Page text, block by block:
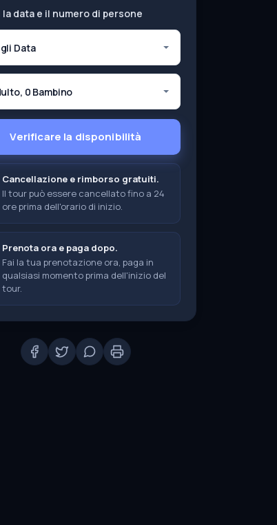
la data e il numero di persone
Data
0 Bambino
Verificare la disponibilità
Cancellazione e rimborso gratuiti.
Il tour può essere cancellato fino a 24
ore prima dell'orario di inizio.
Prenota ora e paga dopo.
Fai la tua prenotazione ora, paga in
qualsiasi momento prima dell'inizio del
tour.